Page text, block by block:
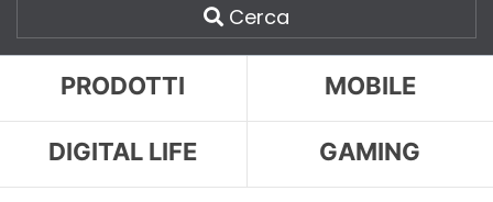
Cerca
PRODOTTI MOBILE
DIGITAL LIFE GAMING